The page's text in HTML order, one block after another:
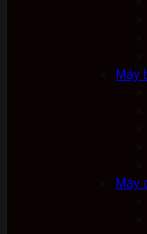
Máy
Máy